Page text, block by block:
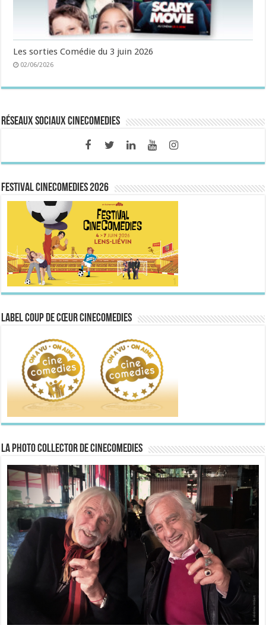
Les sorties Comédie du 3 juin 2026
02/06/2026
Réseaux sociaux CineComedies
FESTIVAL CINECOMEDIES 2026
Label Coup de Cœur CineComedies
La Photo collector de CineComedies